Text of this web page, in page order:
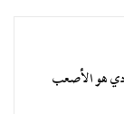
هو الأصعب